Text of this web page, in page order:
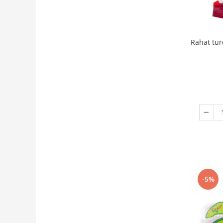
Rahat
-5%